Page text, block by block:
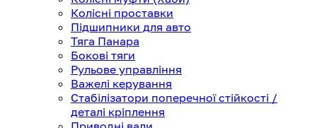
Колісні проставки
Підшипники для авто
Тяга Панара
Бокові тяги
Рульове управління
Важелі керування
Стабілізатори поперечної стійкості /
деталі кріплення